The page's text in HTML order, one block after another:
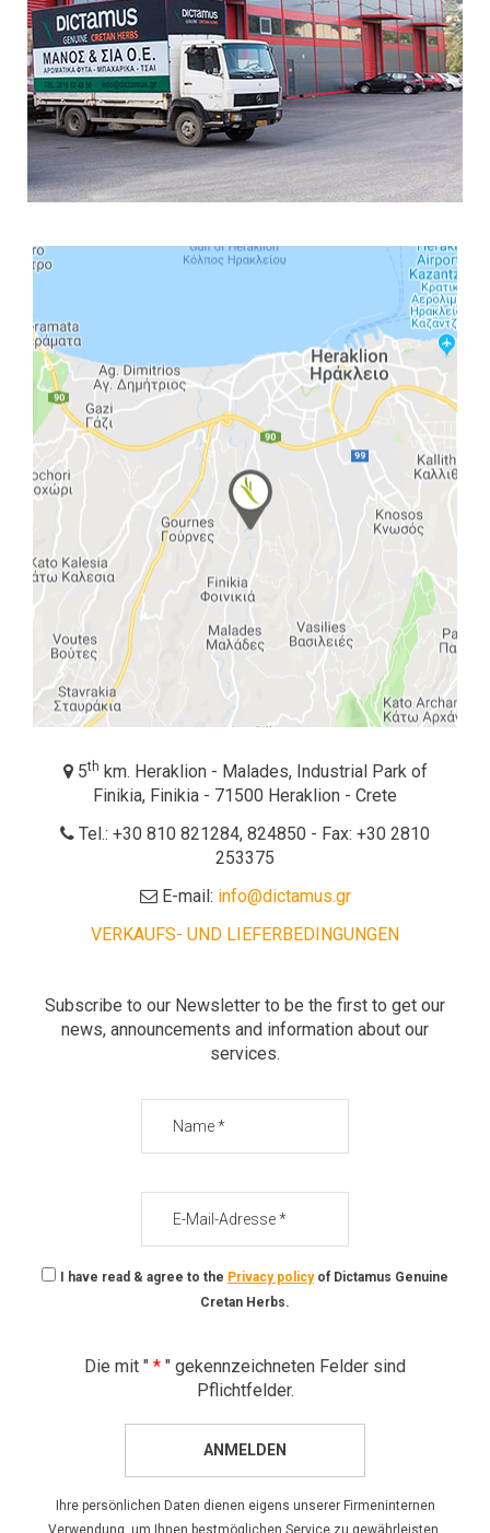
5th km. Heraklion - Malades, Industrial Park of
Finikia, Finikia - 71500 Heraklion - Crete
Tel.: +30 810 821284, 824850 - Fax: +30 2810
253375
E-mail: info@dictamus.gr
VERKAUFS- UND LIEFERBEDINGUNGEN
Subscribe to our Newsletter to be the first to get our
news, announcements and information about our
services.
Adresse
I have read & agree to the Privacy policyof Dictamus Genuine
Cretan Herbs.
Die mit " * " gekennzeichneten Felder sind
Pflichtfelder.
ANMELDEN
Ihre persönlichen Daten dienen eigens unserer Firmeninternen
Verwendung, um Ihnen bestmöglichen Service zu gewährleisten.